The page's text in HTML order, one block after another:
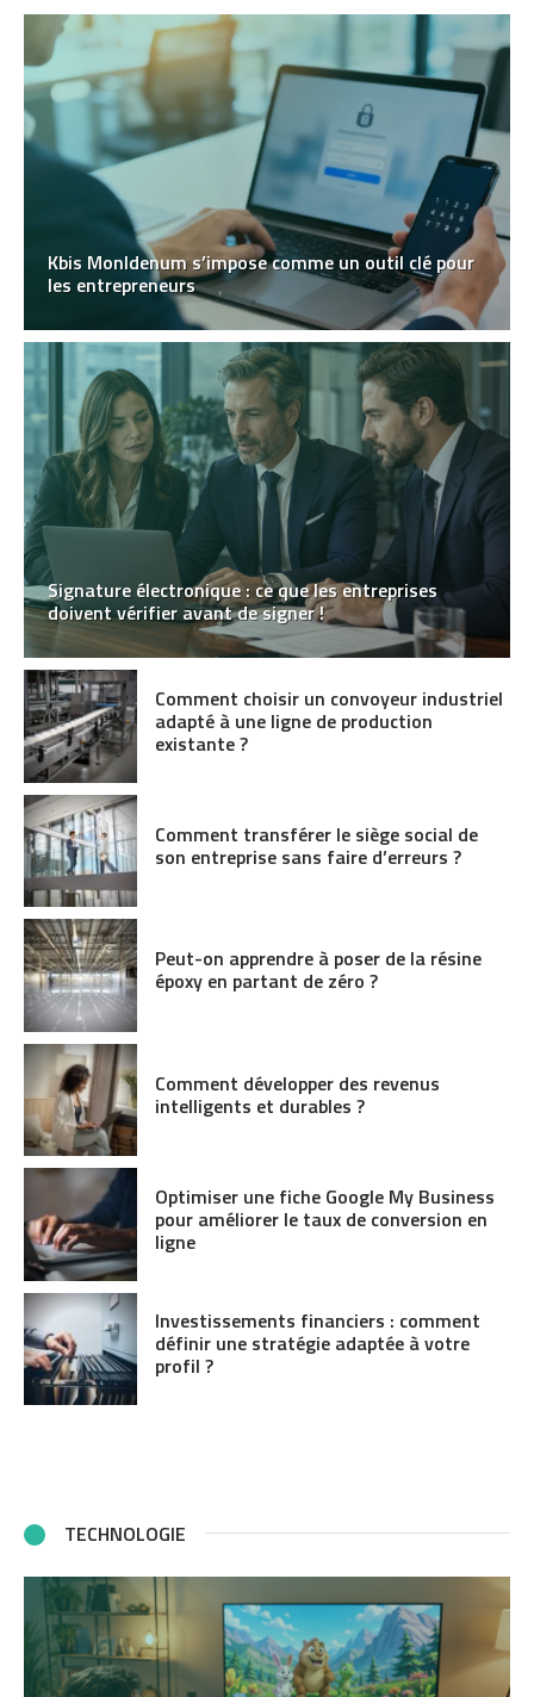
Kbis MonIdenum s’impose comme un outil clé pour
les entrepreneurs
Signature électronique : ce que les entreprises
doivent vérifier avant de signer !
Comment choisir un convoyeur industriel
adapté à une ligne de production
existante ?
Comment transférer le siège social de
son entreprise sans faire d’erreurs ?
Peut-on apprendre à poser de la résine
époxy en partant de zéro ?
Comment développer des revenus
intelligents et durables ?
Optimiser une fiche Google My Business
pour améliorer le taux de conversion en
ligne
Investissements financiers : comment
définir une stratégie adaptée à votre
profil ?
TECHNOLOGIE